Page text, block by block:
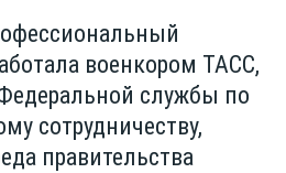
военкором ТАСС,
службы по
сотрудничеству,
правительства